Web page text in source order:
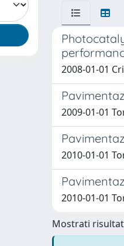
2008-01-01
2009-01-01
2010-01-01
2010-01-01
Mostrati